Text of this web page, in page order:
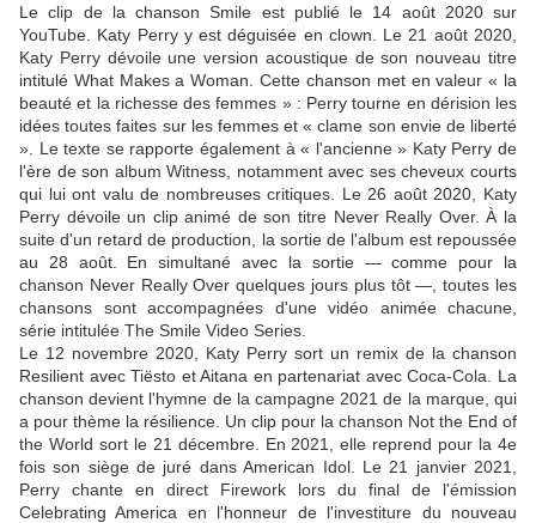
Le clip de la chanson Smile est publié le 14 août 2020 sur
YouTube. Katy Perry y est déguisée en clown. Le 21 août 2020,
Katy Perry dévoile une version acoustique de son nouveau titre
intitulé What Makes a Woman. Cette chanson met en valeur « la
beauté et la richesse des femmes » : Perry tourne en dérision les
idées toutes faites sur les femmes et « clame son envie de liberté
». Le texte se rapporte également à « l'ancienne » Katy Perry de
l'ère de son album Witness, notamment avec ses cheveux courts
qui lui ont valu de nombreuses critiques. Le 26 août 2020, Katy
Perry dévoile un clip animé de son titre Never Really Over. À la
suite d'un retard de production, la sortie de l'album est repoussée
au 28 août. En simultané avec la sortie — comme pour la
chanson Never Really Over quelques jours plus tôt —, toutes les
chansons sont accompagnées d'une vidéo animée chacune,
série intitulée The Smile Video Series.
Le 12 novembre 2020, Katy Perry sort un remix de la chanson
Resilient avec Tiësto et Aitana en partenariat avec Coca-Cola. La
chanson devient l'hymne de la campagne 2021 de la marque, qui
a pour thème la résilience. Un clip pour la chanson Not the End of
the World sort le 21 décembre. En 2021, elle reprend pour la 4e
fois son siège de juré dans American Idol. Le 21 janvier 2021,
Perry chante en direct Firework lors du final de l'émission
Celebrating America en l'honneur de l'investiture du nouveau